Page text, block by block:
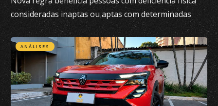
consideradas inaptas ou aptas com determinadas
restrições na CNH
ANÁLISES